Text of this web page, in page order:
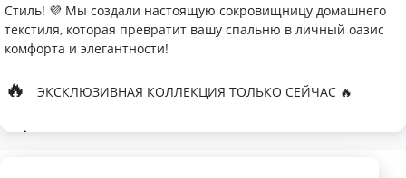
Стиль! 💜 Мы создали настоящую сокровищницу домашнего
текстиля, которая превратит вашу спальню в личный оазис
комфорта и элегантности!
🔥 ЭКСКЛЮЗИВНАЯ КОЛЛЕКЦИЯ ТОЛЬКО СЕЙЧАС 🔥
🛏